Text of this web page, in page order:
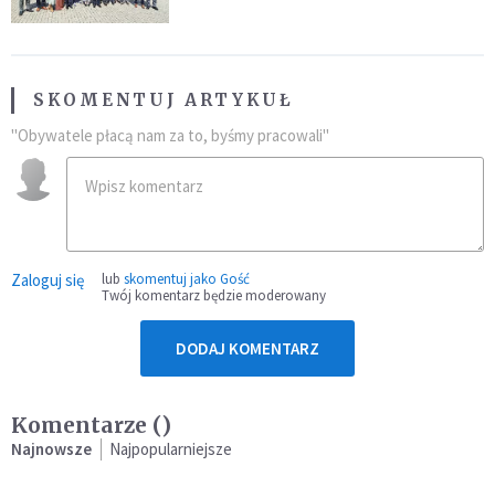
SKOMENTUJ ARTYKUŁ
"Obywatele płacą nam za to, byśmy pracowali"
Zaloguj się lub skomentuj jako Gość
Twój komentarz będzie moderowany
DODAJ KOMENTARZ
Komentarze ()
Najnowsze Najpopularniejsze